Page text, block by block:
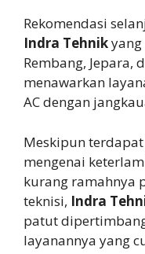
Rekomendasi
Indra Tehnikyang
Rembang, Jepara,
menawarkan
AC dengan
Meskipun
mengenai
kurang ramahnya
teknisi, Indra
patut
layanannya yang